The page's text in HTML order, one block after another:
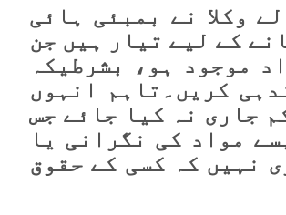
وکلا نے بمبئی ہائی
کے لیے تیار ہیں جن
موجود ہو، بشرطیکہ
کریں۔تاہم انہوں
جاری نہ کیا جائے جس
مواد کی نگرانی یا
نہیں کہ کسی کے حقوق